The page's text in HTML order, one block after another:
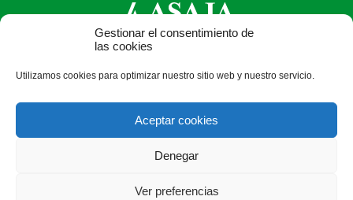
Gestionar el consentimiento de
las cookies
Utilizamos cookies para optimizar nuestro sitio web y nuestro servicio.
Aceptar cookies
Denegar
Ver preferencias
Valladolid - España · Tel.: +34 983 472 350 ·
info@asajacyl.com